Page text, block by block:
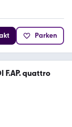
Parken
F.AP. quattro